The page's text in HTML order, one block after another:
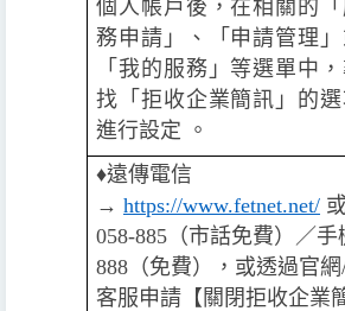
個人帳戶後，在相關的「
務申請」、「申請管理
「我的服務」等選單中
找「拒收企業簡訊」的選
進行設定 。
♦️遠傳電信
→ https://www.fetnet.net/
058-885（市話免費）／手
888（免費），或透過官網
客服申請【關閉拒收企業